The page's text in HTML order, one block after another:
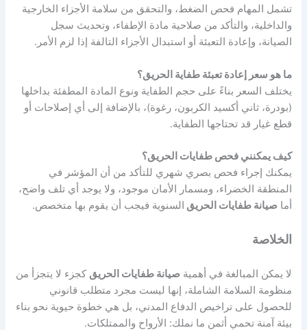
تشمل المهام فحص الضغط، والتحقق من سلامة الأجزاء الخارجية
والداخلية، والتأكد من صلاحية مادة الإطفاء، وتحديث سجل
الصيانة، وإعادة التعبئة أو استبدال الأجزاء التالفة إذا لزم الأمر.
ما هو سعر إعادة تعبئة طفاية الحريق؟
يختلف السعر بناءً على حجم الطفاية ونوع المادة المطفئة بداخلها
(بودرة، ثاني أكسيد الكربون، رغوة)، بالإضافة إلى أي إصلاحات أو
قطع غيار قد تحتاجها الطفاية.
كيف يمكنني فحص طفايات الحريق؟
يمكنك إجراء فحص بصري شهري للتأكد من أن المؤشر في
المنطقة الخضراء، ومسمار الأمان موجود، ولا يوجد أي تلف واضح،
أما صيانة طفايات الحريق السنوية فيجب أن يقوم بها متخصص.
الخلاصة
لا يمكن المبالغة في أهمية صيانة طفايات الحريق كجزء لا يتجزأ من
منظومة السلامة الشاملة، إنها ليست مجرد متطلب قانوني
للحصول على تراخيص الدفاع المدني، بل هي خطوة حيوية نحو بناء
بيئة آمنة تحمي أثمن ما نملك: الأرواح والممتلكات.